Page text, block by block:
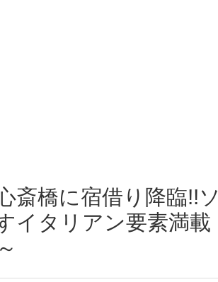
斎橋に宿借り降臨!!ソ
イタリアン要素満載